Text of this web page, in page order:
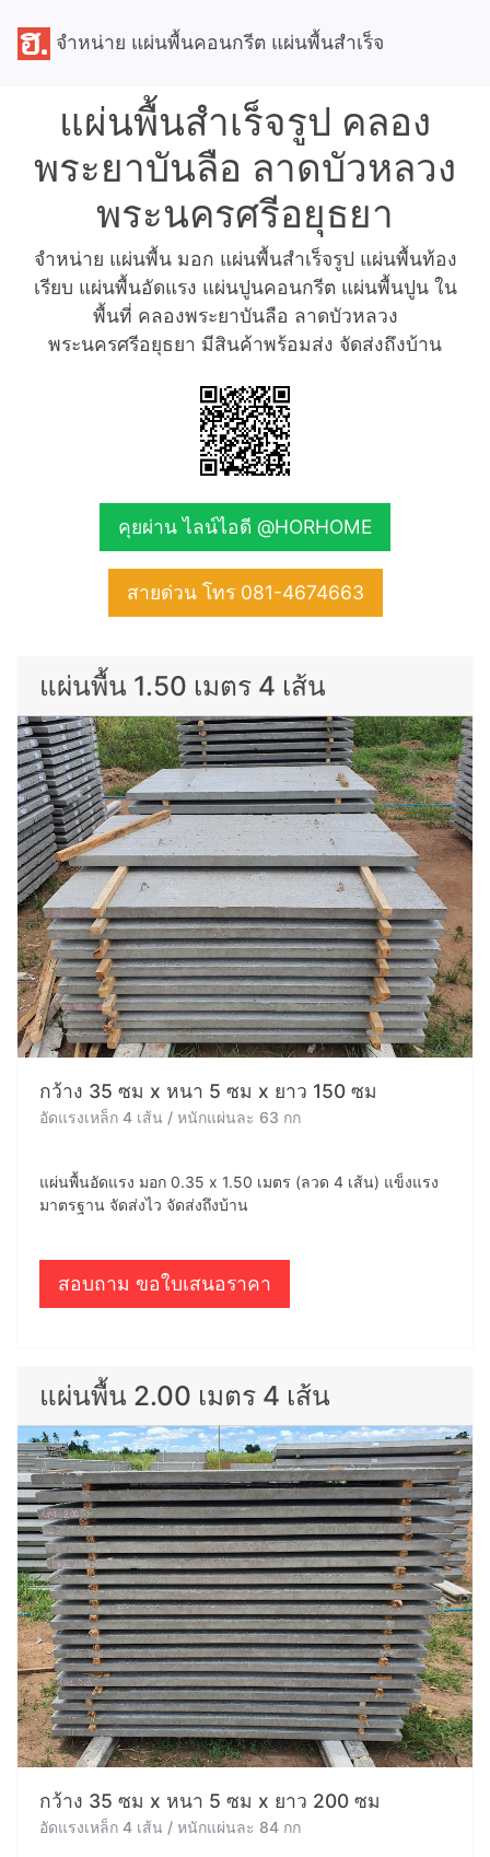
จำหน่าย แผ่นพื้นคอนกรีต แผ่นพื้นสำเร็จ
แผ่นพื้นสำเร็จรูป คลอง
พระยาบันลือ ลาดบัวหลวง
พระนครศรีอยุธยา
จำหน่าย แผ่นพื้น มอก แผ่นพื้นสำเร็จรูป แผ่นพื้นท้อง
เรียบ แผ่นพื้นอัดแรง แผ่นปูนคอนกรีต แผ่นพื้นปูน ใน
พื้นที่ คลองพระยาบันลือ ลาดบัวหลวง
พระนครศรีอยุธยา มีสินค้าพร้อมส่ง จัดส่งถึงบ้าน
คุยผ่าน ไลน์ไอดี @HORHOME
สายด่วน โทร 081-4674663
แผ่นพื้น 1.50 เมตร 4 เส้น
กว้าง 35 ซม x หนา 5 ซม x ยาว 150 ซม
อัดแรงเหล็ก 4 เส้น / หนักแผ่นละ 63 กก
แผ่นพื้นอัดแรง มอก 0.35 x 1.50 เมตร (ลวด 4 เส้น) แข็งแรง
มาตรฐาน จัดส่งไว จัดส่งถึงบ้าน
สอบถาม ขอใบเสนอราคา
แผ่นพื้น 2.00 เมตร 4 เส้น
กว้าง 35 ซม x หนา 5 ซม x ยาว 200 ซม
อัดแรงเหล็ก 4 เส้น / หนักแผ่นละ 84 กก